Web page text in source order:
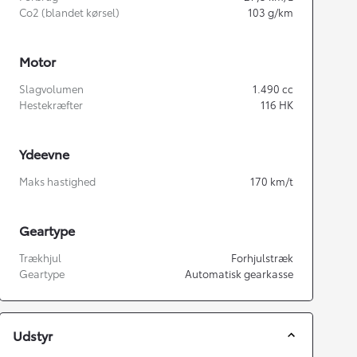
Co2 (blandet kørsel)
103 g/km
Motor
Slagvolumen 1.490 cc
Hestekræfter
116 HK
Ydeevne
Maks hastighed 170 km/t
Geartype
Trækhjul
Forhjulstræk
Geartype
Automatisk gearkasse
Udstyr